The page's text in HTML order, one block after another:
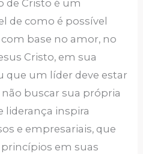
de Cristo é um
de como é possível
base no amor, no
Cristo, em sua
que um líder deve estar
buscar sua própria
liderança inspira
e empresariais, que
em suas